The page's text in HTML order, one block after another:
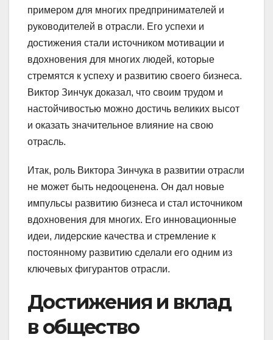
примером для многих предпринимателей и
руководителей в отрасли. Его успехи и
достижения стали источником мотивации и
вдохновения для многих людей, которые
стремятся к успеху и развитию своего бизнеса.
Виктор Зинчук доказал, что своим трудом и
настойчивостью можно достичь великих высот
и оказать значительное влияние на свою
отрасль.
Итак, роль Виктора Зинчука в развитии отрасли
не может быть недооценена. Он дал новые
импульсы развитию бизнеса и стал источником
вдохновения для многих. Его инновационные
идеи, лидерские качества и стремление к
постоянному развитию сделали его одним из
ключевых фигурантов отрасли.
Достижения и вклад
в общество